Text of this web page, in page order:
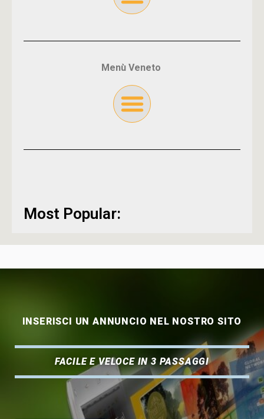
Menù Veneto
Most Popular:
INSERISCI UN ANNUNCIO NEL NOSTRO SITO
FACILE E VELOCE IN 3 PASSAGGI